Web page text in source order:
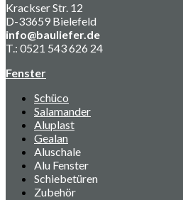
Krackser Str. 12
D-33659 Bielefeld
info@bauliefer.de
T.: 0521 543 626 24
Fenster
Schüco
Salamander
Aluplast
Gealan
Aluschale
Alu Fenster
Schiebetüren
Zubehör